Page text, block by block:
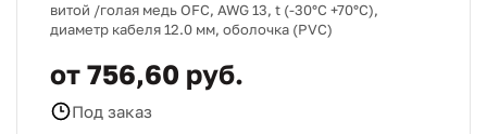
витой /голая медь OFC, AWG 13, t (-30°C +70°C),
диаметр кабеля 12.0 мм, оболочка (PVC)
от 756,60 руб.
Под заказ